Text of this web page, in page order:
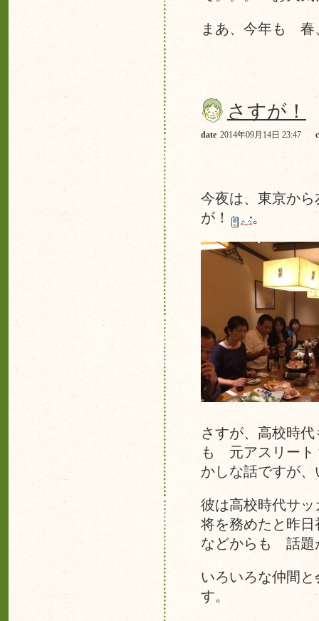
まあ、今年も 春
さすが！
date 2014年09月14日 23:47
今夜は、東京か
が！
。
さすが、高校時
も 元アスリート
かしな話ですが
彼は高校時代サ
将を務めたと昨
などからも 話題
いろいろな仲間
す。